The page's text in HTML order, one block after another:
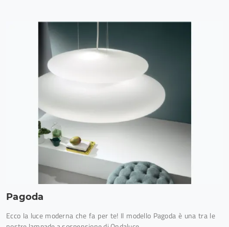
Pagoda
Ecco la luce moderna che fa per te! Il modello Pagoda è una tra le